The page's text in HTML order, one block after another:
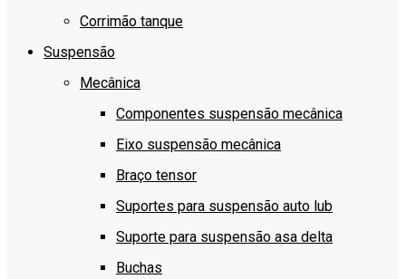
Corrimão tanque
Suspensão
Mecânica
Componentes suspensão mecânica
Eixo suspensão mecânica
Braço tensor
Suportes para suspensão auto lub
Suporte para suspensão asa delta
Buchas